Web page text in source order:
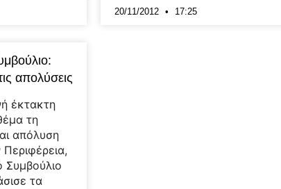
20/11/2012 17:25
απολύσεις
έκτακτη
τη
απόλυση
Συμβούλιο
τα